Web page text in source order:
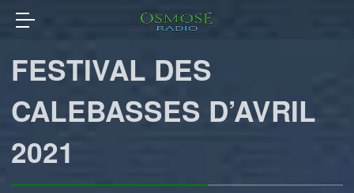
FESTIVAL DES
CALEBASSES D’AVRIL
2021